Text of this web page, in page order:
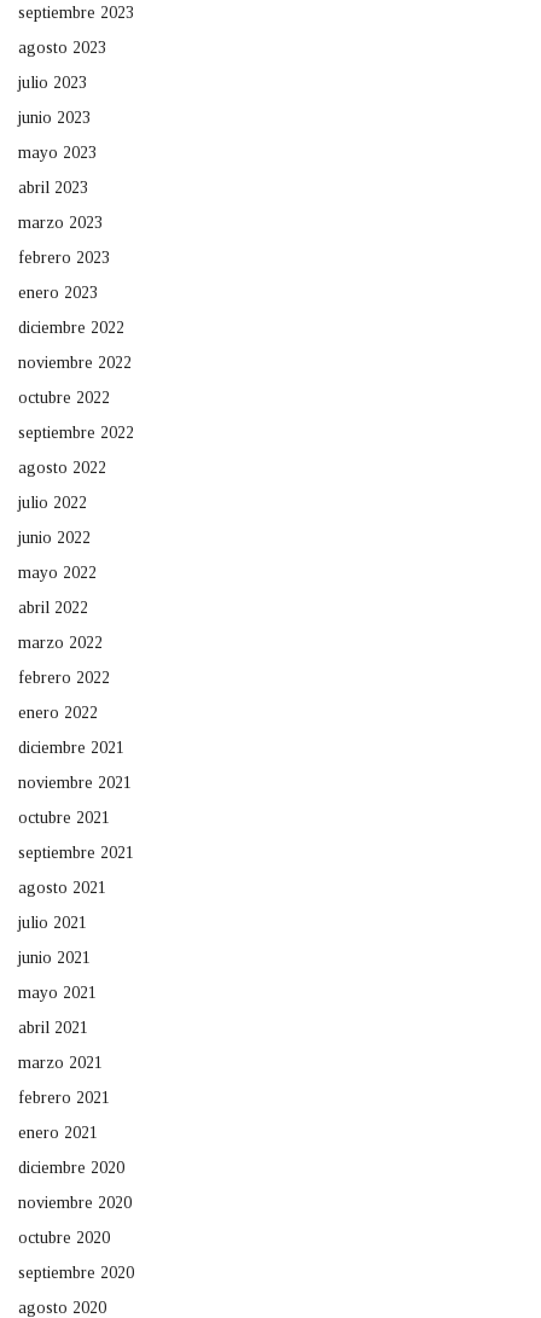
septiembre 2023
agosto 2023
julio 2023
junio 2023
mayo 2023
abril 2023
marzo 2023
febrero 2023
enero 2023
diciembre 2022
noviembre 2022
octubre 2022
septiembre 2022
agosto 2022
julio 2022
junio 2022
mayo 2022
abril 2022
marzo 2022
febrero 2022
enero 2022
diciembre 2021
noviembre 2021
octubre 2021
septiembre 2021
agosto 2021
julio 2021
junio 2021
mayo 2021
abril 2021
marzo 2021
febrero 2021
enero 2021
diciembre 2020
noviembre 2020
octubre 2020
septiembre 2020
agosto 2020